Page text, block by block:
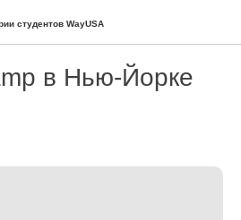
студентов WayUSA
в Нью-Йорке